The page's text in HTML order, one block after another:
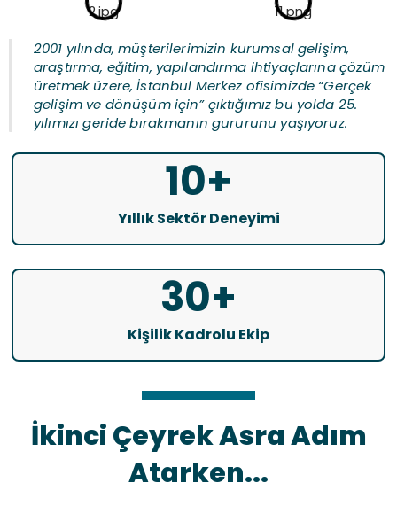
2001 yılında, müşterilerimizin kurumsal gelişim,
araştırma, eğitim, yapılandırma ihtiyaçlarına çözüm
üretmek üzere, İstanbul Merkez ofisimizde “Gerçek
gelişim ve dönüşüm için” çıktığımız bu yolda 25.
yılımızı geride bırakmanın gururunu yaşıyoruz.
Yıllık Sektör Deneyimi
10+
Kişilik Kadrolu Ekip
30+
İkinci Çeyrek Asra Adım
Atarken...